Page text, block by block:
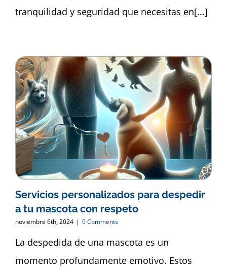
tranquilidad y seguridad que necesitas en[...]
Servicios personalizados para despedir
a tu mascota con respeto
noviembre 6th, 2024 | 0 Comments
La despedida de una mascota es un
momento profundamente emotivo. Estos